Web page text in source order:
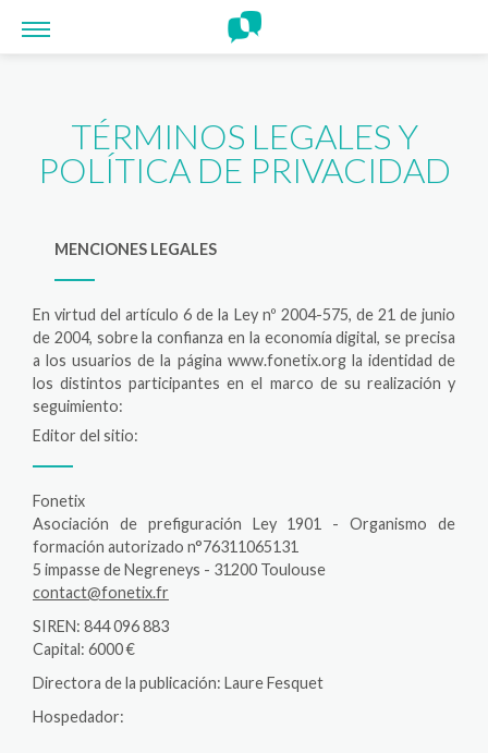
TÉRMINOS LEGALES Y
POLÍTICA DE PRIVACIDAD
MENCIONES LEGALES
En virtud del artículo 6 de la Ley nº 2004-575, de 21 de junio
de 2004, sobre la confianza en la economía digital, se precisa
a los usuarios de la página www.fonetix.org la identidad de
los distintos participantes en el marco de su realización y
seguimiento:
Editor del sitio:
Fonetix
Asociación de prefiguración Ley 1901 - Organismo de
formación autorizado n°76311065131
5 impasse de Negreneys - 31200 Toulouse
contact@fonetix.fr
SIREN: 844 096 883
Capital: 6000 €
Directora de la publicación: Laure Fesquet
Hospedador: